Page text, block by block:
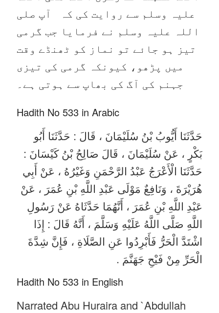
علیہ وسلم سے روایت کی کہ آپ صلی
اللہ علیہ وسلم نے فرمایا جب گرمی
تیز ہو جائے تو نماز کو ٹھنڈے وقت
میں پڑھو، کیونکہ گرمی کی تیزی
جہنم کی آگ کی بھاپ سے ہوتی ہے۔
Hadith No 533 in Arabic
حَدَّثَنَا أَيُّوبُ بْنُ سُلَيْمَانَ ، قَالَ : حَدَّثَنَا أَبُو
بَكْرٍ ، عَنْ سُلَيْمَانَ ، قَالَ صَالِحُ بْنُ كَيْسَانَ :
حَدَّثَنَا الْأَعْرَجُ عَبْدُ الرَّحْمَنِ وَغَيْرُهُ ، عَنْ أَبِي
هُرَيْرَةَ ، وَنَافِعٌ مَوْلَى عَبْدِ اللَّهِ بْنِ عُمَرَ ، عَنْ
عَبْدِ اللَّهِ بْنِ عُمَرَ ، أَنَّهُمَا حَدَّثَاهُ عَنْ رَسُولِ
اللَّهِ صَلَّى اللَّهُ عَلَيْهِ وَسَلَّمَ ، أَنَّهُ قَالَ : إِذَا
اشْتَدَّ الْحَرُّ فَأَبْرِدُوا عَنِ الصَّلَاةِ ، فَإِنَّ شِدَّةَ
الْحَرِّ مِنْ فَيْحِ جَهَنَّمَ .
Hadith No 533 in English
Narrated Abu Huraira and `Abdullah